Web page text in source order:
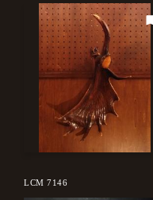
LCM 7146